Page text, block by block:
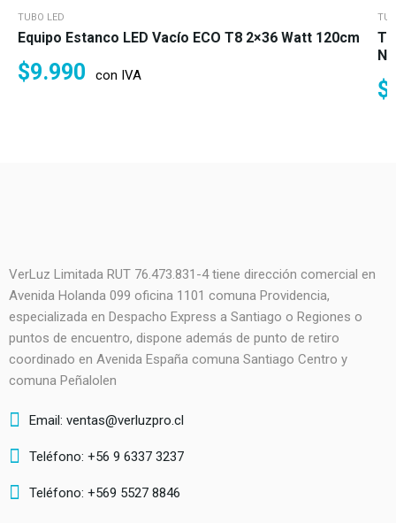
TUBO LED
Equipo Estanco LED Vacío ECO T8 2×36 Watt 120cm
$9.990 con IVA
$
VerLuz Limitada RUT 76.473.831-4 tiene dirección comercial en
Avenida Holanda 099 oficina 1101 comuna Providencia,
especializada en Despacho Express a Santiago o Regiones o
puntos de encuentro, dispone además de punto de retiro
coordinado en Avenida España comuna Santiago Centro y
comuna Peñalolen
Email: ventas@verluzpro.cl
Teléfono: +56 9 6337 3237
Teléfono: +569 5527 8846